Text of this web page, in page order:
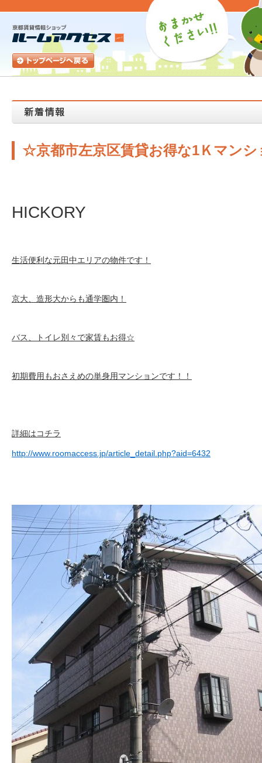
☆京都市左京区賃貸お得な1Ｋマン
HICKORY
生活便利な元田中エリアの物件です！
京大、造形大からも通学圏内！
バス、トイレ別々で家賃もお得☆
初期費用もおさえめの単身用マンションです！！
詳細はコチラ
http://www.roomaccess.jp/article_detail.php?aid=6432